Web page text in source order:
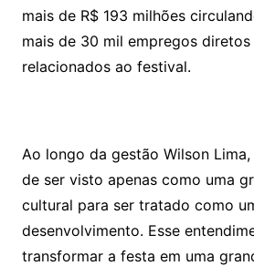
mais de R$ 193 milhões
mais de 30 mil empregos
relacionados ao festival.
Ao longo da gestão Wilson
de ser visto apenas como uma
cultural para ser tratado como
desenvolvimento. Esse
transformar a festa em uma